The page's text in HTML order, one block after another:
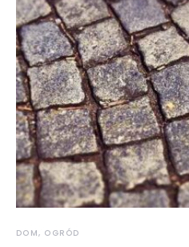
DOM, OGRÓD